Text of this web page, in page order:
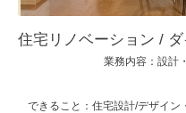
住宅リノベーション /
業務内容：設計
できること：住宅設計/デザイン